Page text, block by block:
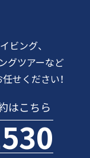
ビング、
グツアーなど
任せください！
はこちら